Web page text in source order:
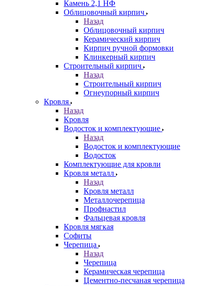
Камень 2,1 НФ
Облицовочный кирпич
Назад
Облицовочный кирпич
Керамический кирпич
Кирпич ручной формовки
Клинкерный кирпич
Строительный кирпич
Назад
Строительный кирпич
Огнеупорный кирпич
Кровля
Назад
Кровля
Водосток и комплектующие
Назад
Водосток и комплектующие
Водосток
Комплектующие для кровли
Кровля металл
Назад
Кровля металл
Металлочерепица
Профнастил
Фальцевая кровля
Кровля мягкая
Софиты
Черепица
Назад
Черепица
Керамическая черепица
Цементно-песчаная черепица